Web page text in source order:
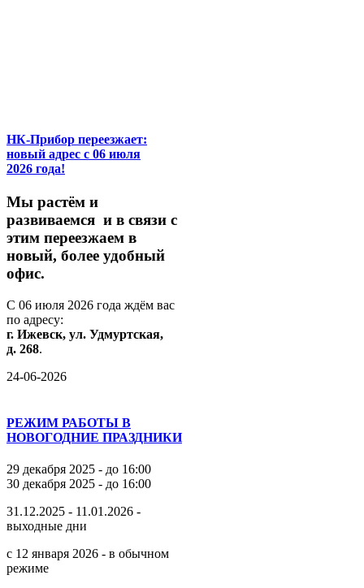
НК-Прибор переезжает:
новый адрес с 06 июля
2026 года!
Мы растём и
развиваемся и в связи с
этим переезжаем в
новый, более удобный
офис.
С 06 июля 2026 года ждём вас
по адресу:
г. Ижевск, ул. Удмуртская,
д. 268.
24-06-2026
РЕЖИМ РАБОТЫ В
НОВОГОДНИЕ ПРАЗДНИКИ
29 декабря 2025 - до 16:00
30 декабря 2025 - до 16:00
31.12.2025 - 11.01.2026 -
выходные дни
с 12 января 2026 - в обычном
режиме